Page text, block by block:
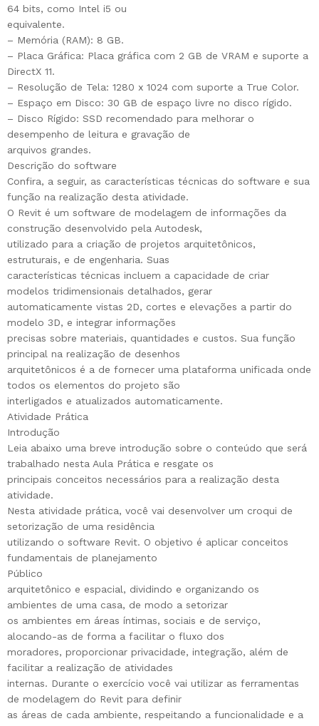
64 bits, como Intel i5 ou
equivalente.
– Memória (RAM): 8 GB.
– Placa Gráfica: Placa gráfica com 2 GB de VRAM e suporte a
DirectX 11.
– Resolução de Tela: 1280 x 1024 com suporte a True Color.
– Espaço em Disco: 30 GB de espaço livre no disco rígido.
– Disco Rígido: SSD recomendado para melhorar o
desempenho de leitura e gravação de
arquivos grandes.
Descrição do software
Confira, a seguir, as características técnicas do software e sua
função na realização desta atividade.
O Revit é um software de modelagem de informações da
construção desenvolvido pela Autodesk,
utilizado para a criação de projetos arquitetônicos,
estruturais, e de engenharia. Suas
características técnicas incluem a capacidade de criar
modelos tridimensionais detalhados, gerar
automaticamente vistas 2D, cortes e elevações a partir do
modelo 3D, e integrar informações
precisas sobre materiais, quantidades e custos. Sua função
principal na realização de desenhos
arquitetônicos é a de fornecer uma plataforma unificada onde
todos os elementos do projeto são
interligados e atualizados automaticamente.
Atividade Prática
Introdução
Leia abaixo uma breve introdução sobre o conteúdo que será
trabalhado nesta Aula Prática e resgate os
principais conceitos necessários para a realização desta
atividade.
Nesta atividade prática, você vai desenvolver um croqui de
setorização de uma residência
utilizando o software Revit. O objetivo é aplicar conceitos
fundamentais de planejamento
Público
arquitetônico e espacial, dividindo e organizando os
ambientes de uma casa, de modo a setorizar
os ambientes em áreas íntimas, sociais e de serviço,
alocando-as de forma a facilitar o fluxo dos
moradores, proporcionar privacidade, integração, além de
facilitar a realização de atividades
internas. Durante o exercício você vai utilizar as ferramentas
de modelagem do Revit para definir
as áreas de cada ambiente, respeitando a funcionalidade e a